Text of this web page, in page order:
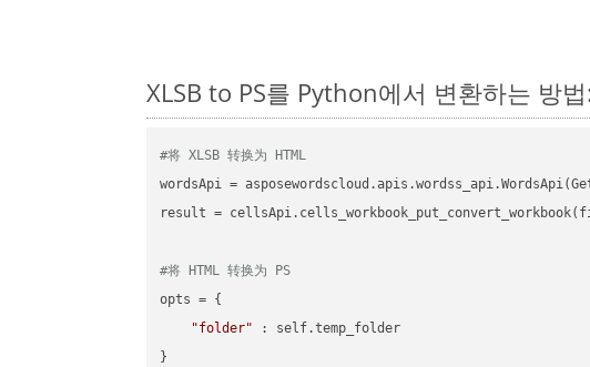
XLSB to PS를 Python에서 변환하는 방
#将 XLSB 转换为 HTML
wordsApi =
result =
#将 HTML 转换为 PS
opts = {
"folder" : self.temp_folder
}